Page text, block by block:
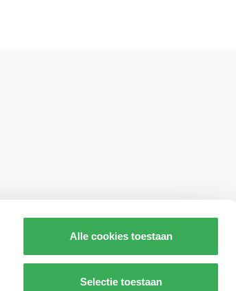
Alle cookies toestaan
Selectie toestaan